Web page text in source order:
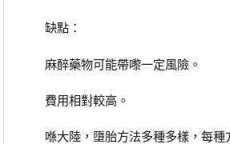
缺點：
麻醉藥物可能帶嚟一定風險。
費用相對較高。
喺大陸，墮胎方法多種多樣，每種